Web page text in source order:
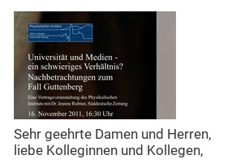
Sehr geehrte Damen und Herren,
liebe Kolleginnen und Kollegen,